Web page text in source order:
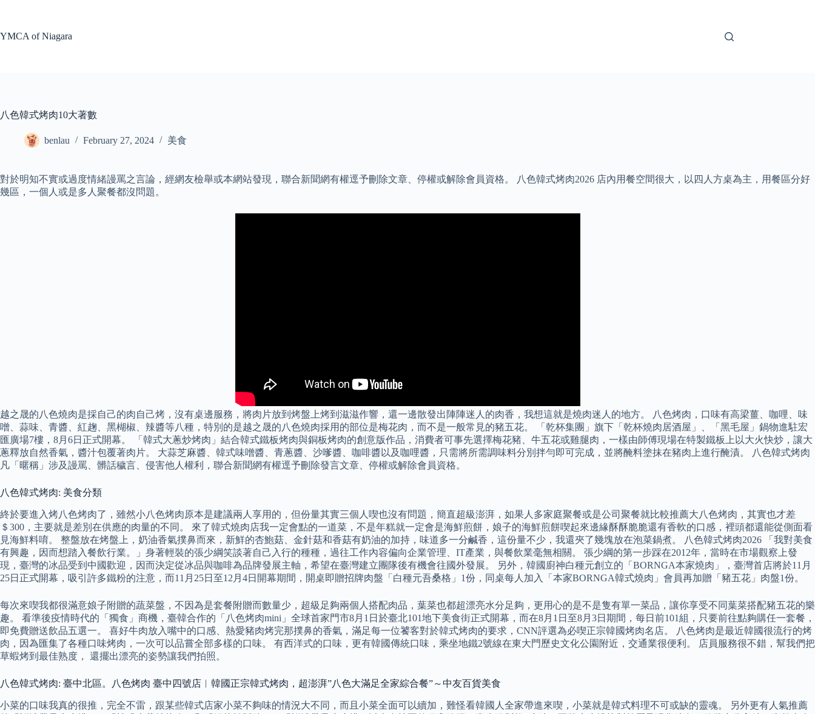
YMCA of Niagara
八色韓式烤肉10大著數
benlau February 27, 2024 美食
對於明知不實或過度情緒謾罵之言論，經網友檢舉或本網站發現，聯合新聞網有權逕予刪除文章、停權或解除會員資格。 八色韓式烤肉2026 店內用餐空間很大，以四人方桌為主，用餐區分好
幾區，一個人或是多人聚餐都沒問題。
越之晟的八色燒肉是採自己的肉自己烤，沒有桌邊服務，將肉片放到烤盤上烤到滋滋作響，還一邊散發出陣陣迷人的肉香，我想這就是燒肉迷人的地方。 八色烤肉，口味有高梁薑、咖哩、味
噌、蒜味、青醬、紅趜、黑楜椒、辣醬等八種，特別的是越之晟的八色燒肉採用的部位是梅花肉，而不是一般常見的豬五花。 「乾杯集團」旗下「乾杯燒肉居酒屋」、「黑毛屋」鍋物進駐宏
匯廣場7樓，8月6日正式開幕。 「韓式大蔥炒烤肉」結合韓式鐵板烤肉與銅板烤肉的創意版作品，消費者可事先選擇梅花豬、牛五花或雞腿肉，一樣由師傅現場在特製鐵板上以大火快炒，讓大
蔥釋放自然香氣，醬汁包覆著肉片。 大蒜芝麻醬、韓式味噌醬、青蔥醬、沙嗲醬、咖啡醬以及咖哩醬，只需將所需調味料分別拌勻即可完成，並將醃料塗抹在豬肉上進行醃漬。 八色韓式烤肉
凡「暱稱」涉及謾罵、髒話穢言、侵害他人權利，聯合新聞網有權逕予刪除發言文章、停權或解除會員資格。
八色韓式烤肉: 美食分類
終於要進入烤八色烤肉了，雖然小八色烤肉原本是建議兩人享用的，但份量其實三個人喫也沒有問題，簡直超級澎湃，如果人多家庭聚餐或是公司聚餐就比較推薦大八色烤肉，其實也才差
＄300，主要就是差別在供應的肉量的不同。 來了韓式燒肉店我一定會點的一道菜，不是年糕就一定會是海鮮煎餅，娘子的海鮮煎餅喫起來邊緣酥酥脆脆還有香軟的口感，裡頭都還能從側面看
見海鮮料唷。 整盤放在烤盤上，奶油香氣撲鼻而來，新鮮的杏鮑菇、金針菇和香菇有奶油的加持，味道多一分鹹香，這份量不少，我還夾了幾塊放在泡菜鍋煮。 八色韓式烤肉2026 「我對美食
有興趣，因而想踏入餐飲行業。」身著輕裝的張少綱笑談著自己入行的種種，過往工作內容偏向企業管理、IT產業，與餐飲業毫無相關。 張少綱的第一步踩在2012年，當時在市場觀察上發
現，臺灣的冰品受到中國歡迎，因而決定從冰品與咖啡為品牌發展主軸，希望在臺灣建立團隊後有機會往國外發展。 另外，韓國廚神白種元創立的「BORNGA本家燒肉」，臺灣首店將於11月
25日正式開幕，吸引許多鐵粉的注意，而11月25日至12月4日開幕期間，開桌即贈招牌肉盤「白種元吾桑格」1份，同桌每人加入「本家BORNGA韓式燒肉」會員再加贈「豬五花」肉盤1份。
每次來喫我都很滿意娘子附贈的蔬菜盤，不因為是套餐附贈而數量少，超級足夠兩個人搭配肉品，葉菜也都超漂亮水分足夠，更用心的是不是隻有單一菜品，讓你享受不同葉菜搭配豬五花的樂
趣。 看準後疫情時代的「獨食」商機，臺韓合作的「八色烤肉mini」全球首家門市8月1日於臺北101地下美食街正式開幕，而在8月1日至8月3日期間，每日前101組，只要前往點夠購任一套餐，
即免費贈送飲品五選一。 喜好牛肉放入嘴中的口感、熱愛豬肉烤完那撲鼻的香氣，滿足每一位饕客對於韓式烤肉的要求，CNN評選為必喫正宗韓國烤肉名店。 八色烤肉是最近韓國很流行的烤
肉，因為匯集了各種口味烤肉，一次可以品嘗全部多樣的口味。 有西洋式的口味，更有韓國傳統口味，乘坐地鐵2號線在東大門歷史文化公園附近，交通業很便利。 店員服務很不錯，幫我們把
草蝦烤到最佳熟度， 還擺出漂亮的姿勢讓我們拍照。
八色韓式烤肉: 臺中北區。八色烤肉 臺中四號店︱韓國正宗韓式烤肉，超澎湃”八色大滿足全家綜合餐”～中友百貨美食
小菜的口味我真的很推，完全不雷，跟某些韓式店家小菜不夠味的情況大不同，而且小菜全面可以續加，難怪看韓國人全家帶進來喫，小菜就是韓式料理不可或缺的靈魂。 另外更有人氣推薦